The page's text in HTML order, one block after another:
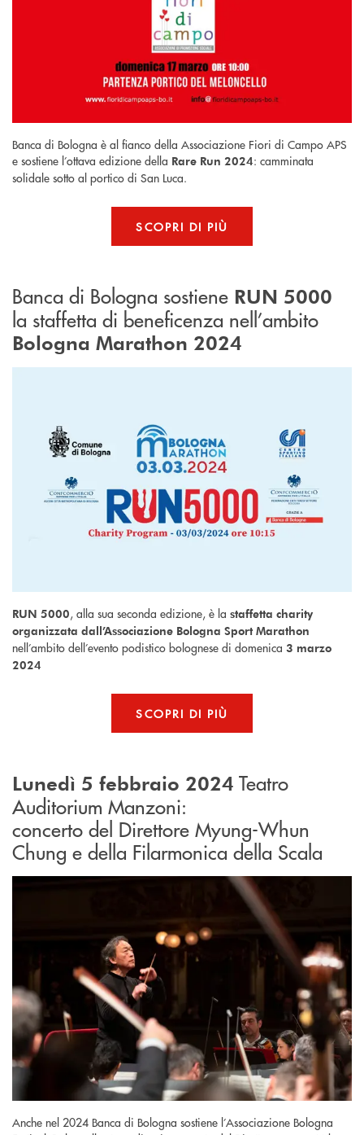
Banca di Bologna è al fianco della Associazione Fiori di Campo APS
e sostiene l’ottava edizione della Rare Run 2024: camminata
solidale sotto al portico di San Luca.
SCOPRI DI PIÙ
Banca di Bologna sostiene RUN 5000
la staffetta di beneficenza nell’ambito
Bologna Marathon 2024
RUN 5000, alla sua seconda edizione, è la staffetta charity
organizzata dall’Associazione Bologna Sport Marathon
nell’ambito dell’evento podistico bolognese di domenica 3 marzo
2024
SCOPRI DI PIÙ
Lunedì 5 febbraio 2024 Teatro
Auditorium Manzoni:
concerto del Direttore Myung-Whun
Chung e della Filarmonica della Scala
Anche nel 2024 Banca di Bologna sostiene l’Associazione Bologna